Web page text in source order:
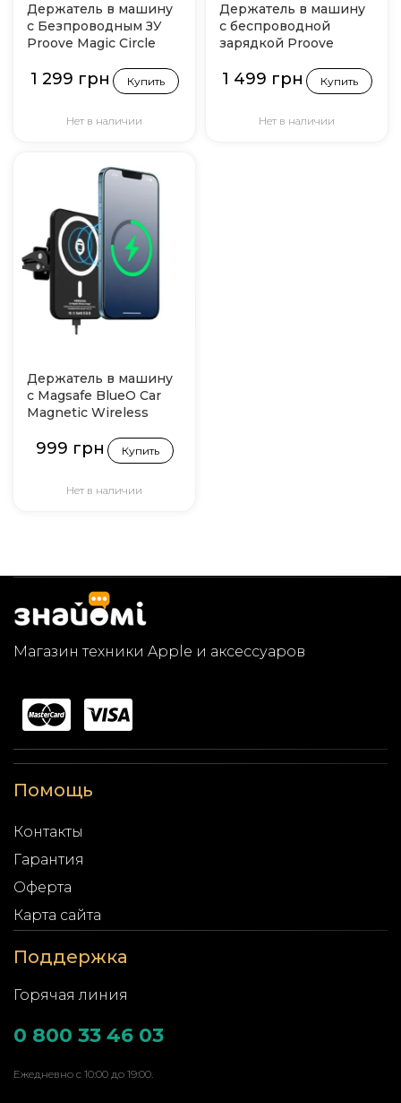
Держатель в машину
c Безпроводным ЗУ
Proove Magic Circle
1 299 грн Купить
Нет в наличии
Держатель в машину
с беспроводной
зарядкой Proove
15W (Metal Gray)
1 499 грн Купить
Нет в наличии
Держатель в машину
с Magsafe BlueO Car
Magnetic Wireless
5W/7W/10W/15W(Max)
999 грн Купить
Нет в наличии
Магазин техники Apple и аксессуаров
Помощь
Контакты
Гарантия
Оферта
Карта сайта
Поддержка
Горячая линия
0 800 33 46 03
Ежедневно с 10:00 до 19:00.